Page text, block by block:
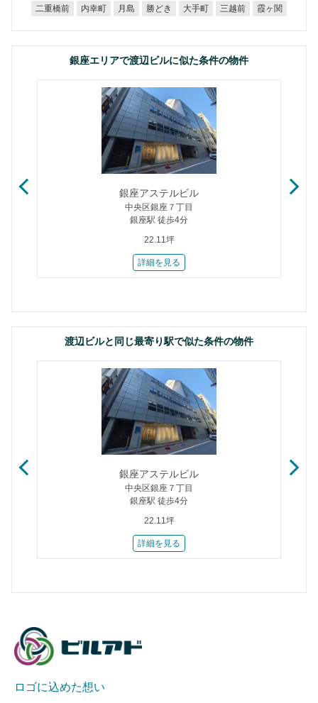
二重橋前 内幸町 月島 勝どき 大手町 三越前 霞ヶ関
銀座エリアで渡辺ビルに似た条件の物件
銀座アステルビル
中央区銀座７丁目
銀座駅 徒歩4分
22.11坪
詳細を見る
渡辺ビルと同じ最寄り駅で似た条件の物件
銀座アステルビル
中央区銀座７丁目
銀座駅 徒歩4分
22.11坪
詳細を見る
ロゴに込めた想い